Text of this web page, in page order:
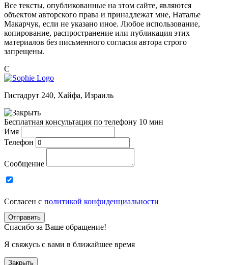
Все тексты, опубликованные на этом сайте, являются
объектом авторского права и принадлежат мне, Наталье
Макарчук, если не указано иное. Любое использование,
копирование, распространение или публикация этих
материалов без письменного согласия автора строго
запрещены.
C
Гистадрут 240, Хайфа, Израиль
Бесплатная консультация по телефону 10 мин
Имя
Телефон
Сообщение
Согласен с политикой конфиденциальности
Отправить
Спасибо за Ваше обращение!
Я свяжусь с вами в ближайшее время
Закрыть